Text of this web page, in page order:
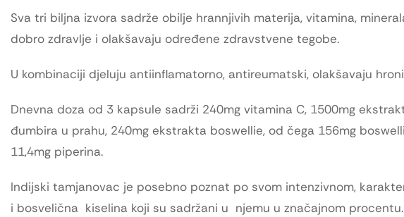
Sva tri biljna izvora sadrže obilje hrannjivih materija, vitamina,
dobro zdravlje i olakšavaju određene zdravstvene tegobe.
U kombinaciji djeluju antiinflamatorno, antireumatski, olakšavaju
Dnevna doza od 3 kapsule sadrži 240mg vitamina C, 1500mg
đumbira u prahu, 240mg ekstrakta boswellie, od čega 156mg
11,4mg piperina.
Indijski tamjanovac je posebno poznat po svom intenzivnom,
i bosvelična kiselina koji su sadržani u njemu u značajnom procentu.